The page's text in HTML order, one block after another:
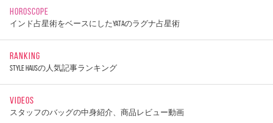
HOROSCOPE
インド占星術をベースにしたYATAのラグナ占星術
RANKING
STYLE HAUSの人気記事ランキング
VIDEOS
スタッフのバッグの中身紹介、商品レビュー動画